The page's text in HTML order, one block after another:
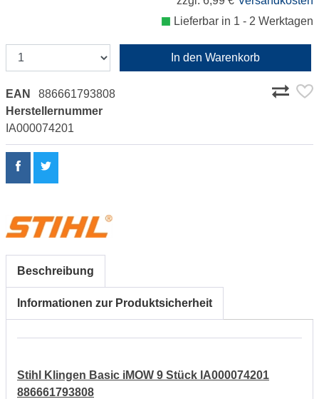
Lieferbar in 1 - 2 Werktagen
In den Warenkorb
EAN
886661793808
Herstellernummer
IA000074201
Beschreibung
Informationen zur Produktsicherheit
Stihl Klingen Basic iMOW 9 Stück IA000074201
886661793808